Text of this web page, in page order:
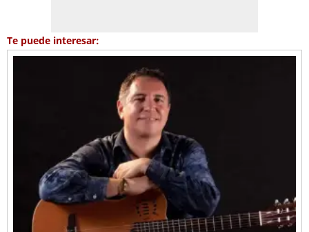
Te puede interesar: